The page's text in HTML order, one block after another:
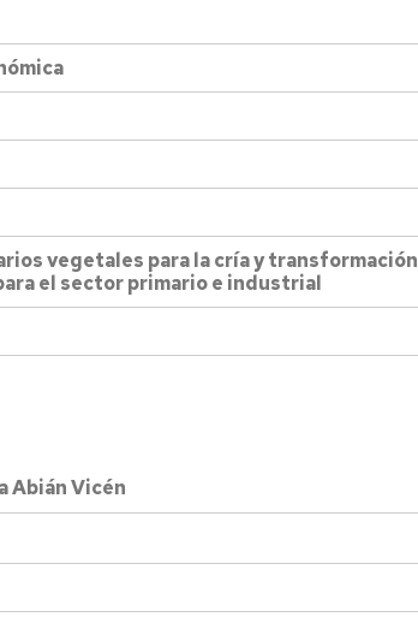
información
vegetales para la cría y transformación
el sector primario e industrial
Abián Vicén